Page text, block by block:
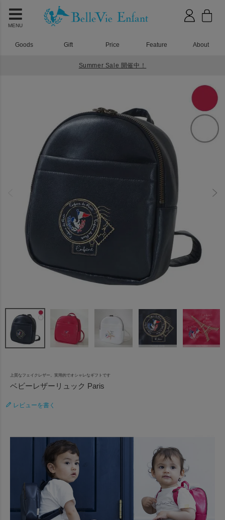
MENU
Goods Gift Price Feature About
Summer Sale 開催中！
ベビーレザーリュック Paris
上質なフェイクレザー。実用的でオシャレなギフトです
ベビーレザーリュック Paris
レビューを書く